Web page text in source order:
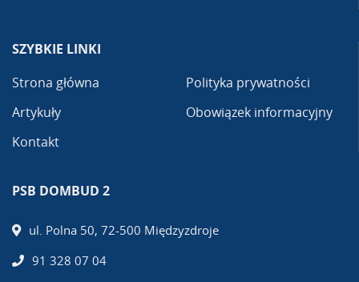
SZYBKIE LINKI
Strona główna
Artykuły
Kontakt
Polityka prywatności
Obowiązek informacyjny
PSB DOMBUD 2
ul. Polna 50, 72-500 Międzyzdroje
91 328 07 04